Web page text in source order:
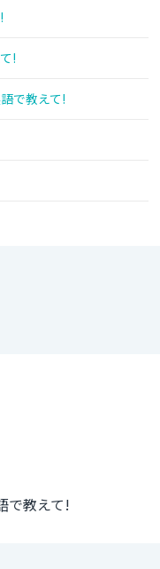
!
で教えて!
で教えて!